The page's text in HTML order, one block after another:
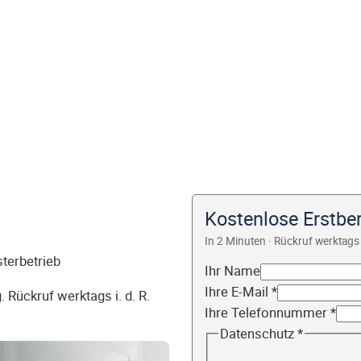
werktags i. d. R.
Kostenlose
In 2 Minuten · Rückruf
Ihr Name
Ihre E-Mail *
Ihre Telefonnummer*
Datenschutz*